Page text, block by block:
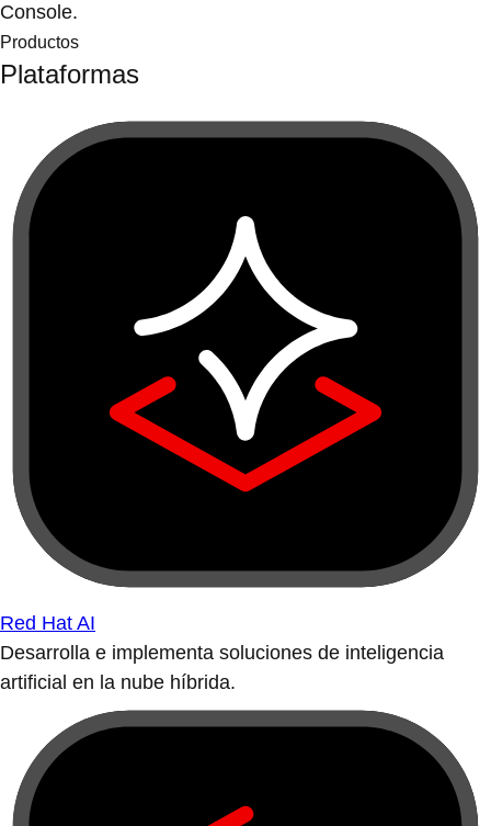
Console.
Productos
Plataformas
Red Hat AI
Desarrolla e implementa soluciones de inteligencia
artificial en la nube híbrida.